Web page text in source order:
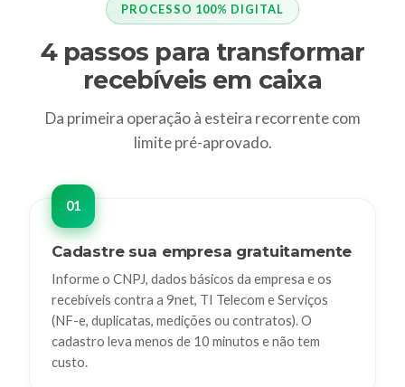
PROCESSO 100% DIGITAL
4 passos para transformar
recebíveis em caixa
Da primeira operação à esteira recorrente com
limite pré-aprovado.
Cadastre sua empresa gratuitamente
Informe o CNPJ, dados básicos da empresa e os
recebíveis contra a 9net, TI Telecom e Serviços
(NF-e, duplicatas, medições ou contratos). O
cadastro leva menos de 10 minutos e não tem
custo.